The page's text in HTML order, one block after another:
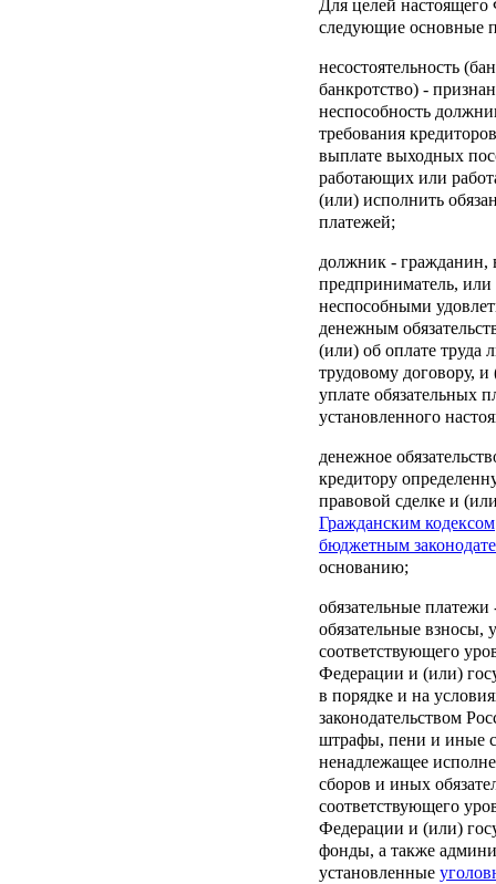
Для целей настоящего
следующие основные
несостоятельность
банкротство) -
неспособность
требования
выплате выходных
работающих или
(или) исполнить
платежей;
должник - гражданин,
предприниматель,
неспособными
денежным
(или) об оплате
трудовому договору,
уплате обязательных
установленного
денежное
кредитору
правовой сделке и
Гражданским кодексом
бюджетным
основанию;
обязательные платежи
обязательные
соответствующего
Федерации и (или)
в порядке и на
законодательством
штрафы, пени и иные
ненадлежащее
сборов и иных
соответствующего
Федерации и (или)
фонды, а также
установленные